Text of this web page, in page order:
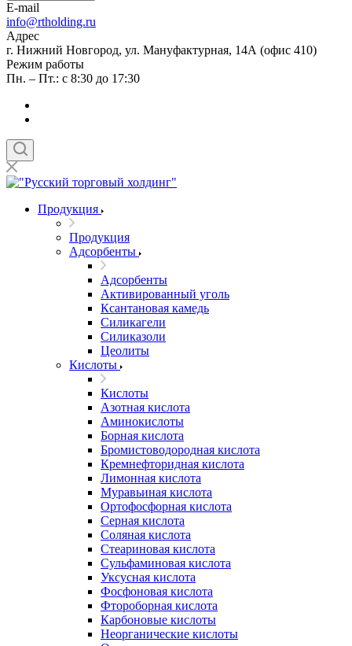
E-mail
info@rtholding.ru
Адрес
г. Нижний Новгород, ул. Мануфактурная, 14А (офис 410)
Режим работы
Пн. – Пт.: с 8:30 до 17:30
Продукция
Продукция
Адсорбенты
Адсорбенты
Активированный уголь
Ксантановая камедь
Силикагели
Силиказоли
Цеолиты
Кислоты
Кислоты
Азотная кислота
Аминокислоты
Борная кислота
Бромистоводородная кислота
Кремнефторидная кислота
Лимонная кислота
Муравьиная кислота
Ортофосфорная кислота
Серная кислота
Соляная кислота
Стеариновая кислота
Сульфаминовая кислота
Уксусная кислота
Фосфоновая кислота
Фтороборная кислота
Карбоновые кислоты
Неорганические кислоты